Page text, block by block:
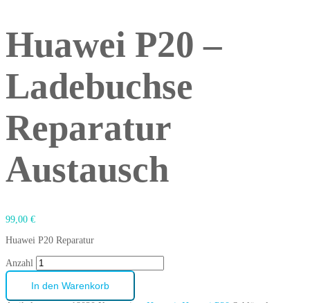
Huawei P20 –
Ladebuchse
Reparatur
Austausch
99,00 €
Huawei P20 Reparatur
Anzahl
In den Warenkorb